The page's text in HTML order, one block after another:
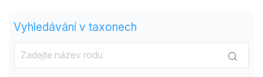
Vyhledávání v taxonech